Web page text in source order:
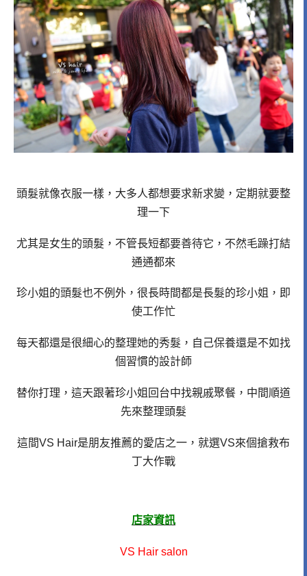
頭髮就像衣服一樣，大多人都想要求新求變，定期就要整
理一下
尤其是女生的頭髮，不管長短都要善待它，不然毛躁打結
通通都來
珍小姐的頭髮也不例外，很長時間都是長髮的珍小姐，即
使工作忙
每天都還是很細心的整理她的秀髮，自己保養還是不如找
個習慣的設計師
替你打理，這天跟著珍小姐回台中找親戚聚餐，中間順道
先來整理頭髮
這間VS Hair是朋友推薦的愛店之一，就選VS來個搶救布
丁大作戰
店家資訊
VS Hair salon